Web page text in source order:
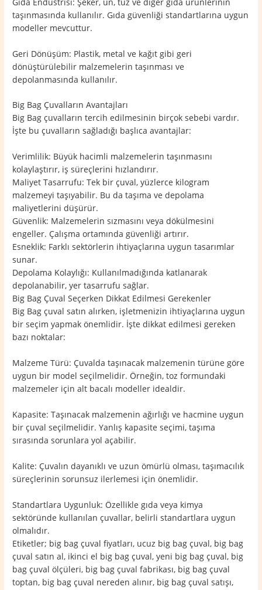
taşınmasında kullanılır. Gıda güvenliği standartlarına uygun
modeller mevcuttur.
Geri Dönüşüm: Plastik, metal ve kağıt gibi geri
dönüştürülebilir malzemelerin taşınması ve
depolanmasında kullanılır.
Big Bag Çuvalların Avantajları
Big Bag çuvalların tercih edilmesinin birçok sebebi vardır.
İşte bu çuvalların sağladığı başlıca avantajlar:
Verimlilik: Büyük hacimli malzemelerin taşınmasını
kolaylaştırır, iş süreçlerini hızlandırır.
Maliyet Tasarrufu: Tek bir çuval, yüzlerce kilogram
malzemeyi taşıyabilir. Bu da taşıma ve depolama
maliyetlerini düşürür.
Güvenlik: Malzemelerin sızmasını veya dökülmesini
engeller. Çalışma ortamında güvenliği artırır.
Esneklik: Farklı sektörlerin ihtiyaçlarına uygun tasarımlar
sunar.
Depolama Kolaylığı: Kullanılmadığında katlanarak
depolanabilir, yer tasarrufu sağlar.
Big Bag Çuval Seçerken Dikkat Edilmesi Gerekenler
Big Bag çuval satın alırken, işletmenizin ihtiyaçlarına uygun
bir seçim yapmak önemlidir. İşte dikkat edilmesi gereken
bazı noktalar:
Malzeme Türü: Çuvalda taşınacak malzemenin türüne göre
uygun bir model seçilmelidir. Örneğin, toz formundaki
malzemeler için alt bacalı modeller idealdir.
Kapasite: Taşınacak malzemenin ağırlığı ve hacmine uygun
bir çuval seçilmelidir. Yanlış kapasite seçimi, taşıma
sırasında sorunlara yol açabilir.
Kalite: Çuvalın dayanıklı ve uzun ömürlü olması, taşımacılık
süreçlerinin sorunsuz ilerlemesi için önemlidir.
Standartlara Uygunluk: Özellikle gıda veya kimya
sektöründe kullanılan çuvallar, belirli standartlara uygun
olmalıdır.
Etiketler; big bag çuval fiyatları, ucuz big bag çuval, big bag
çuval satın al, ikinci el big bag çuval, yeni big bag çuval, big
bag çuval ölçüleri, big bag çuval fabrikası, big bag çuval
toptan, big bag çuval nereden alınır, big bag çuval satışı,